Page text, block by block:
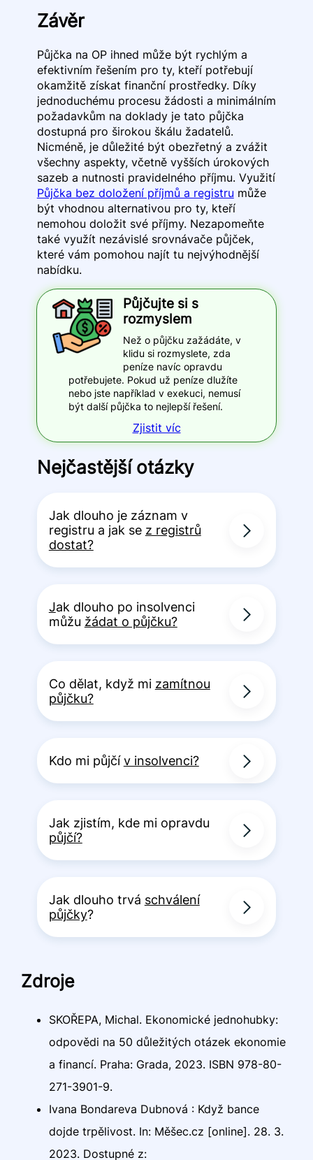
Závěr
Půjčka na OP ihned může být rychlým a
efektivním řešením pro ty, kteří potřebují
okamžitě získat finanční prostředky. Díky
jednoduchému procesu žádosti a minimálním
požadavkům na doklady je tato půjčka
dostupná pro širokou škálu žadatelů.
Nicméně, je důležité být obezřetný a zvážit
všechny aspekty, včetně vyšších úrokových
sazeb a nutnosti pravidelného příjmu. Využití
Půjčka bez doložení příjmů a registru může
být vhodnou alternativou pro ty, kteří
nemohou doložit své příjmy. Nezapomeňte
také využít nezávislé srovnávače půjček,
které vám pomohou najít tu nejvýhodnější
nabídku.
Půjčujte si s
rozmyslem
Než o půjčku zažádáte, v
klidu si rozmyslete, zda
peníze navíc opravdu
potřebujete. Pokud už peníze dlužíte
nebo jste například v exekuci, nemusí
být další půjčka to nejlepší řešení.
Zjistit víc
Nejčastější otázky
Jak dlouho je záznam v
registru a jak se z registrů
dostat?
Jak dlouho po insolvenci
můžu žádat o půjčku?
Co dělat, když mi zamítnou
půjčku?
Kdo mi půjčív insolvenci?
Jak zjistím, kde mi opravdu
půjčí?
Jak dlouho trvá schválení
půjčky?
Zdroje
SKOŘEPA, Michal. Ekonomické jednohubky:
odpovědi na 50 důležitých otázek ekonomie
a financí. Praha: Grada, 2023. ISBN 978-80-
271-3901-9.
Ivana Bondareva Dubnová : Když bance
dojde trpělivost. In: Měšec.cz [online]. 28. 3.
2023. Dostupné z: